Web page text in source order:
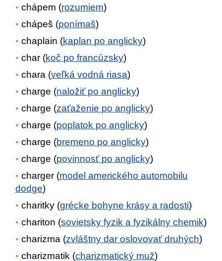
chápem (rozumiem)
chápeš (ponímaš)
chaplain (kaplan po anglicky)
char (koč po francúzsky)
chara (veľká vodná riasa)
charge (naložiť po anglicky)
charge (zaťaženie po anglicky)
charge (poplatok po anglicky)
charge (bremeno po anglicky)
charge (povinnosť po anglicky)
charger (model amerického automobilu
dodge)
charitky (grécke bohyne krásy a radosti)
chariton (sovietsky fyzik a fyzikálny chemik)
charizma (zvláštny dar oslovovať druhých)
charizmatik (charizmatický muž)